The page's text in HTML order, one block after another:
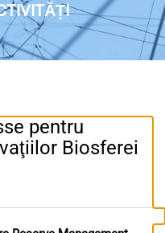
pentru
Biosferei